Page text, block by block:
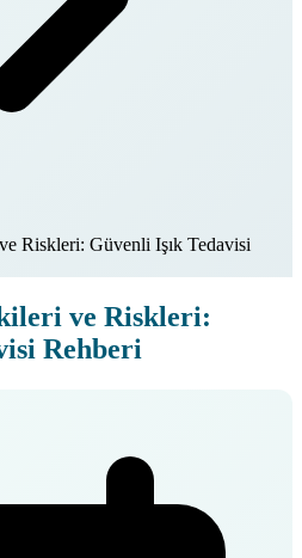
Riskleri: Güvenli Işık Tedavisi
ve Riskleri:
Rehberi